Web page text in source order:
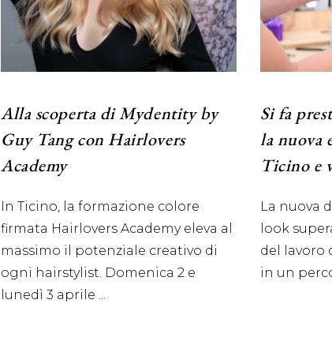
Alla scoperta di Mydentity by
Guy Tang con Hairlovers
Academy
In Ticino, la formazione colore
firmata Hairlovers Academy eleva al
massimo il potenziale creativo di
ogni hairstylist. Domenica 2 e
lunedì 3 aprile
Si fa
la nuova
Ticino e
La nuova
look
del lavoro
in un